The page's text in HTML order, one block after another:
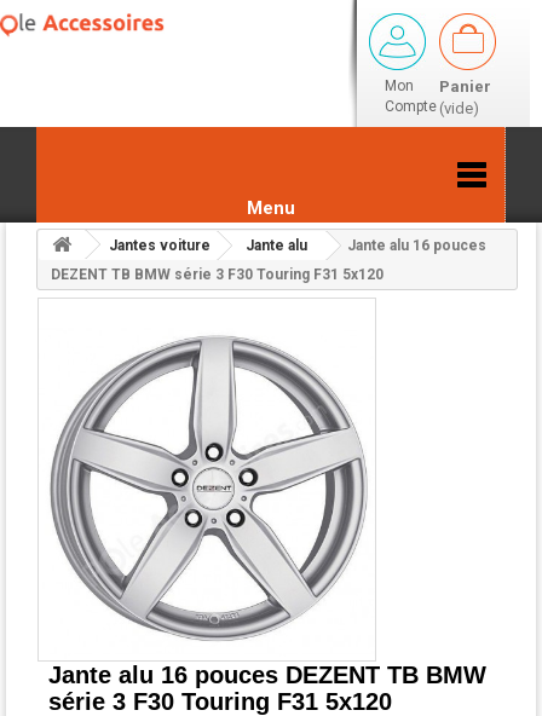
Mon
Compte
Panier
(vide)
Menu
Jantes voiture Jante alu
Jante alu 16 pouces
DEZENT TB BMW série 3 F30 Touring F31 5x120Retour aux résultats
Jante alu 16 pouces DEZENT TB BMW
série 3 F30 Touring F31 5x120